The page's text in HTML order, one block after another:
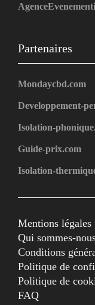
Partenaires
Mondaycbd.com
Developpement-
Isolation-
Guide-prix.com
Isolation-
Mentions légales
Qui sommes-
Conditions
Politique de
Politique de
FAQ